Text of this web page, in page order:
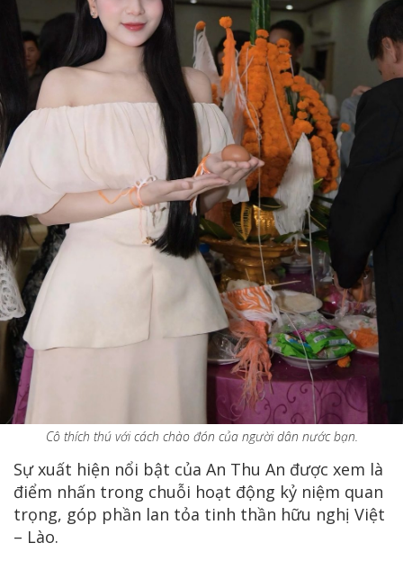
Cô thích thú với cách chào đón của người dân nước bạn.
Sự xuất hiện nổi bật của An Thu An được xem là
điểm nhấn trong chuỗi hoạt động kỷ niệm quan
trọng, góp phần lan tỏa tinh thần hữu nghị Việt
– Lào.